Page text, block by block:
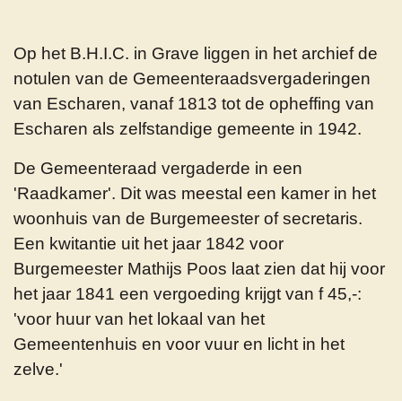
Op het B.H.I.C. in Grave liggen in het archief de
notulen van de Gemeenteraadsvergaderingen
van Escharen, vanaf 1813 tot de opheffing van
Escharen als zelfstandige gemeente in 1942.
De Gemeenteraad vergaderde in een
'Raadkamer'. Dit was meestal een kamer in het
woonhuis van de Burgemeester of secretaris.
Een kwitantie uit het jaar 1842 voor
Burgemeester Mathijs Poos laat zien dat hij voor
het jaar 1841 een vergoeding krijgt van f 45,-:
'voor huur van het lokaal van het
Gemeentenhuis en voor vuur en licht in het
zelve.'